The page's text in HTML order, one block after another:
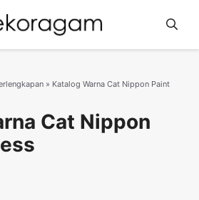
» Katalog Warna Cat Nippon Paint
Cat Nippon